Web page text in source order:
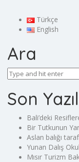
Türkçe
English
Ara
Son
Bali’deki
Bir Tutkunun
Aslan balığı
Yunan Dalış
Mısır Turizm